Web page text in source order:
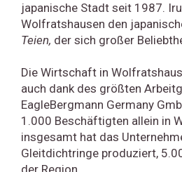
japanische Stadt seit 1987.
Wolfratshausen den
Teien, der sich großer
Die Wirtschaft in
auch dank des größten
EagleBergmann Germany
1.000 Beschäftigten allein in
insgesamt hat das
Gleitdichtringe produziert,